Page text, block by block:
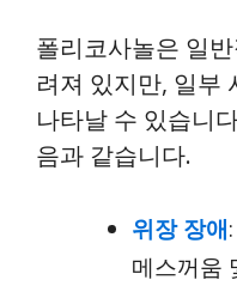
폴리코사놀은 일
려져 있지만, 일부
나타날 수 있습니
음과 같습니다.
위장 장애
메스꺼움